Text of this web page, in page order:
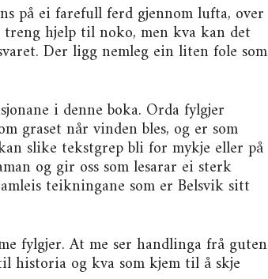
på ei farefull ferd gjennom lufta, over
hjelp til noko, men kva kan det
Der ligg nemleg ein liten fole som
i denne boka. Orda fylgjer
graset når vinden bles, og er som
slike tekstgrep bli for mykje eller på
og gir oss som lesarar ei sterk
teikningane som er Belsvik sitt
fylgjer. At me ser handlinga frå guten
historia og kva som kjem til å skje